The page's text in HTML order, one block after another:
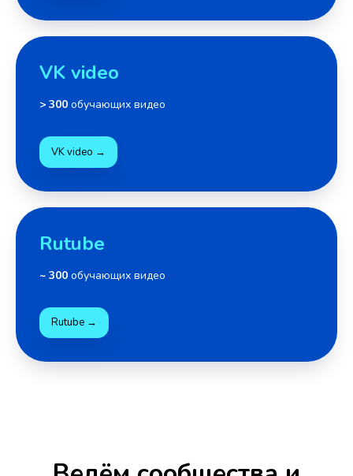
VK video
> 300 обучающих видео
VK video →
Rutube
~ 300 обучающих видео
Rutube →